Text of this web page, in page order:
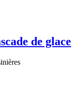
de glace